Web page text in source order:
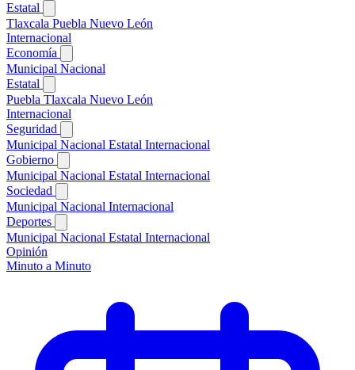
Estatal
Tlaxcala Puebla Nuevo León
Internacional
Economía
Municipal Nacional
Estatal
Puebla Tlaxcala Nuevo León
Internacional
Seguridad
Municipal Nacional Estatal Internacional
Gobierno
Municipal Nacional Estatal Internacional
Sociedad
Municipal Nacional Internacional
Deportes
Municipal Nacional Estatal Internacional
Opinión
Minuto a Minuto